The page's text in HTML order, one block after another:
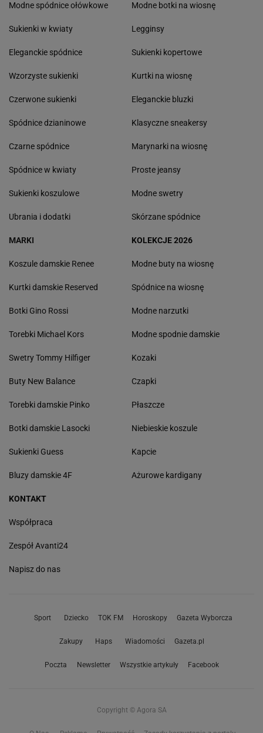
Modne spódnice ołówkowe
Sukienki w kwiaty
Eleganckie spódnice
Wzorzyste sukienki
Czerwone sukienki
Spódnice dzianinowe
Czarne spódnice
Spódnice w kwiaty
Sukienki koszulowe
Ubrania i dodatki
Modne botki na wiosnę
Legginsy
Sukienki kopertowe
Kurtki na wiosnę
Eleganckie bluzki
Klasyczne sneakersy
Marynarki na wiosnę
Proste jeansy
Modne swetry
Skórzane spódnice
MARKI
Koszule damskie Renee
Kurtki damskie Reserved
Botki Gino Rossi
Torebki Michael Kors
Swetry Tommy Hilfiger
Buty New Balance
Torebki damskie Pinko
Botki damskie Lasocki
Sukienki Guess
Bluzy damskie 4F
KOLEKCJE 2026
Modne buty na wiosnę
Spódnice na wiosnę
Modne narzutki
Modne spodnie damskie
Kozaki
Czapki
Płaszcze
Niebieskie koszule
Kapcie
Ażurowe kardigany
KONTAKT
Współpraca
Zespół Avanti24
Napisz do nas
Sport Dziecko TOK FM Horoskopy Gazeta Wyborcza
Zakupy Haps Wiadomości Gazeta.pl
Poczta Newsletter Wszystkie artykuły Facebook
Copyright © Agora SA